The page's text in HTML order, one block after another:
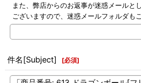
また、弊店からのお返事が迷惑メールと
ございますので、迷惑メールフォルダも
件名[Subject] [必須]